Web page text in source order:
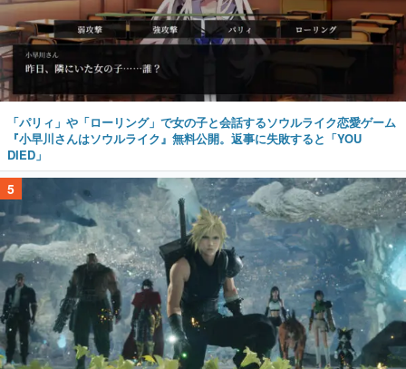
「パリィ」や「ローリング」で女の子と会話するソウルライク恋愛ゲーム
『小早川さんはソウルライク』無料公開。返事に失敗すると「YOU
DIED」
5